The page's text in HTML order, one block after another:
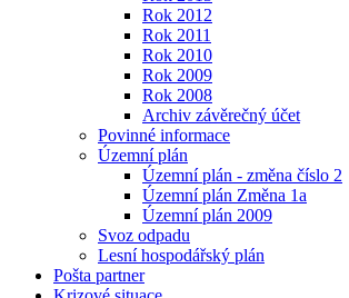
Rok 2012
Rok 2011
Rok 2010
Rok 2009
Rok 2008
Archiv závěrečný účet
Povinné informace
Územní plán
Územní plán - změna číslo 2
Územní plán Změna 1a
Územní plán 2009
Svoz odpadu
Lesní hospodářský plán
Pošta partner